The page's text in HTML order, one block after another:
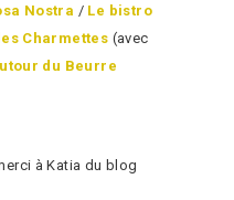
Nostra / Le bistro
Charmettes (avec
du Beurre
à Katia du blog